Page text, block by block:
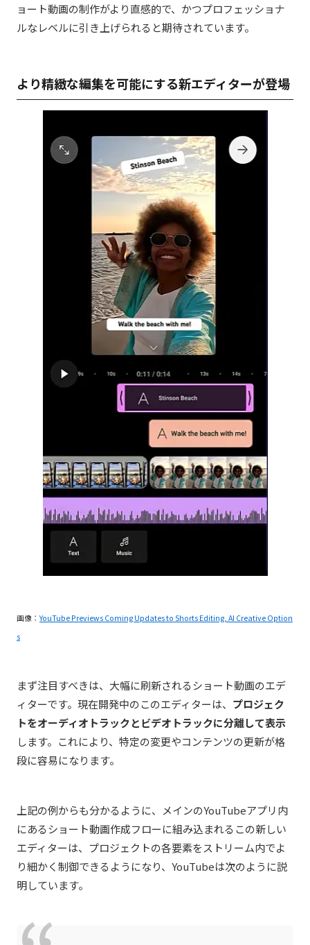
ョート動画の制作がより直感的で、かつプロフェッショナ
ルなレベルに引き上げられると期待されています。
より精緻な編集を可能にする新エディターが登場
画像：YouTube Previews Coming Updates to Shorts Editing, AI Creative Option
s
まず注目すべきは、大幅に刷新されるショート動画のエデ
ィターです。現在開発中のこのエディターは、 プロジェク
トをオーディオトラックとビデオトラックに分離して表示
します。これにより、特定の変更やコンテンツの更新が格
段に容易になります。
上記の例からも分かるように、メインのYouTubeアプリ内
にあるショート動画作成フローに組み込まれるこの新しい
エディターは、プロジェクトの各要素をストリーム内でよ
り細かく制御できるようになり、YouTubeは次のように説
明しています。